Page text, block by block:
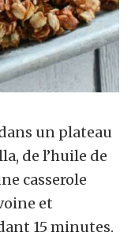
un plateau
de l’huile de
casserole
et
15 minutes.